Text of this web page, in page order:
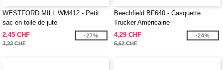
WESTFORD MILL WM412 - Petit
sac en toile de jute
2,45 CHF
3,33 CHF
-27%
Beechfield BF640 - Casquette
Trucker Américaine
4,29 CHF
5,62 CHF
-24%